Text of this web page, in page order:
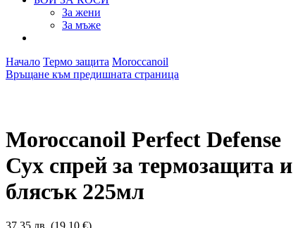
За жени
За мъже
Начало Термо защита Moroccanoil
Връщане към предишната страница
Moroccanoil Perfect Defense
Сух спрей за термозащита и
блясък 225мл